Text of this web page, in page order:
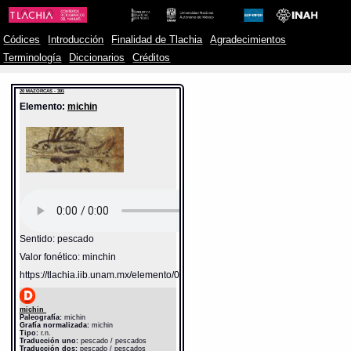
Códices Introducción Finalidad de Tlachia
Agradecimientos
Terminología
Diccionarios Créditos
20 MAZORCAS - 391
Elemento: michin
Sentido: pescado
Valor fonético: minchin
https://tlachia.iib.unam.mx/elemento/02.03.05
michin
Paleografía:michin
Grafía normalizada:michin
Tipo:r.n.
Traducción uno:pescado / pescados
Traducción dos:pescado / pescados